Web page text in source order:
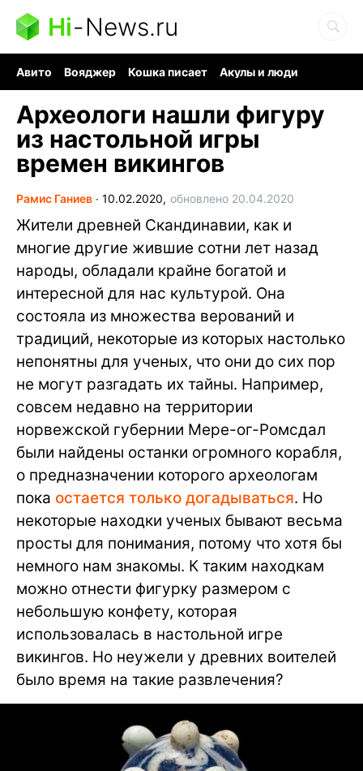
Hi-News.ru
Авито Вояджер Кошка писает
Акулы и люди
Археологи нашли фигуру
из настольной игры
времен викингов
Рамис Ганиев ∙ 10.02.2020, обновлено 20.04.2020
Жители древней Скандинавии, как и
многие другие жившие сотни лет назад
народы, обладали крайне богатой и
интересной для нас культурой. Она
состояла из множества верований и
традиций, некоторые из которых настолько
непонятны для ученых, что они до сих пор
не могут разгадать их тайны. Например,
совсем недавно на территории
норвежской губернии Мере-ог-Ромсдал
были найдены останки огромного корабля,
о предназначении которого археологам
пока остается только догадываться. Но
некоторые находки ученых бывают весьма
просты для понимания, потому что хотя бы
немного нам знакомы. К таким находкам
можно отнести фигурку размером с
небольшую конфету, которая
использовалась в настольной игре
викингов. Но неужели у древних воителей
было время на такие развлечения?